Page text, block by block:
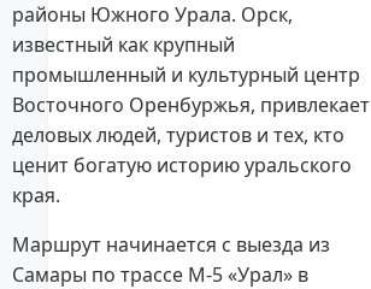
районы Южного Урала. Орск,
известный как крупный
промышленный и культурный центр
Восточного Оренбуржья, привлекает
деловых людей, туристов и тех, кто
ценит богатую историю уральского
края.
Маршрут начинается с выезда из
Самары по трассе М-5 «Урал» в